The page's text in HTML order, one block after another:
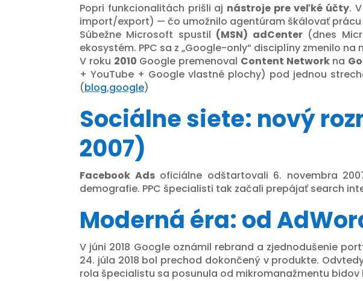
Popri funkcionalitách prišli aj nástroje pre veľké účty.
import/export) — čo umožnilo agentúram škálovať prácu
Súbežne Microsoft spustil (MSN) adCenter(dnes
ekosystém. PPC sa z „Google-only“ disciplíny zmenilo
V roku 2010 Google premenoval Content Networkna
+ YouTube + Google vlastné plochy) pod jednou
(blog.google)
Sociálne siete: nový
2007)
Facebook Adsoficiálne odštartovali 6. novembra
demografie. PPC špecialisti tak začali prepájať search
Moderná éra: od
V júni 2018 Google oznámil rebrand a zjednodušenie
24. júla 2018 bol prechod dokončený v produkte.
rola špecialistu sa posunula od mikromanažmentu